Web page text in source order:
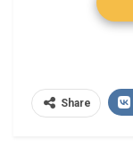
Share